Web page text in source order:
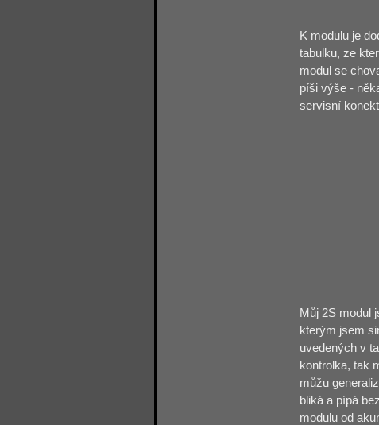
K modulu je
tabulku, ze
modul se
píši výše -
servisní
Můj 2S modul
kterým jsem
uvedených v
kontrolka, tak
můžu
bliká a pípá
modulu od